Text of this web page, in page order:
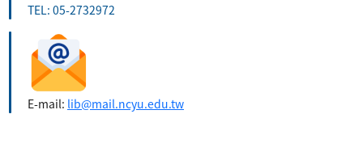
TEL: 05-2732972
E-mail: lib@mail.ncyu.edu.tw